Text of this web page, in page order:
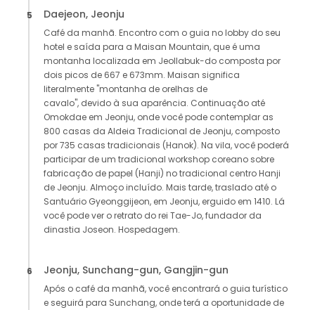
5 Daejeon, Jeonju
Café da manhã. Encontro com o guia no lobby do seu
hotel e saída para a Maisan Mountain, que é uma
montanha localizada em Jeollabuk-do composta por
dois picos de 667 e 673mm. Maisan significa
literalmente "montanha de orelhas de
cavalo", devido à sua aparência. Continuação até
Omokdae em Jeonju, onde você pode contemplar as
800 casas da Aldeia Tradicional de Jeonju, composto
por 735 casas tradicionais (Hanok). Na vila, você poderá
participar de um tradicional workshop coreano sobre
fabricação de papel (Hanji) no tradicional centro Hanji
de Jeonju. Almoço incluído. Mais tarde, traslado até o
Santuário Gyeonggijeon, em Jeonju, erguido em 1410. Lá
você pode ver o retrato do rei Tae-Jo, fundador da
dinastia Joseon. Hospedagem.
6 Jeonju, Sunchang-gun, Gangjin-gun
Após o café da manhã, você encontrará o guia turístico
e seguirá para Sunchang, onde terá a oportunidade de